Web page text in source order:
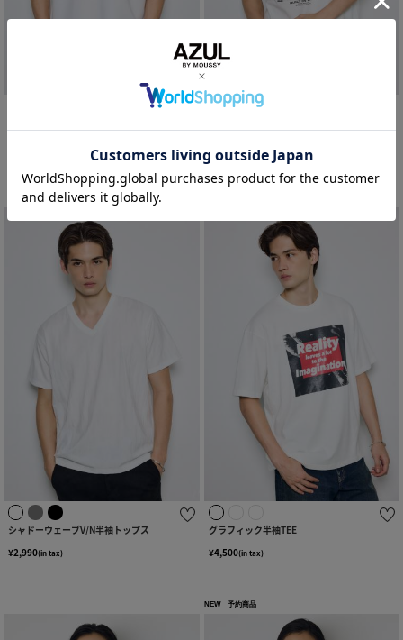
シャドーウェーブV/N半袖トップス
¥2,990(in tax)
グラフィック半袖TEE
¥4,500(in tax)
NEW 予約商品